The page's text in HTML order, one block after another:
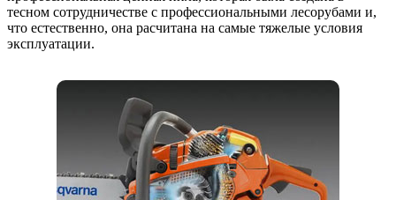
тесном сотрудничестве с профессиональными лесорубами и,
что естественно, она расчитана на самые тяжелые условия
эксплуатации.